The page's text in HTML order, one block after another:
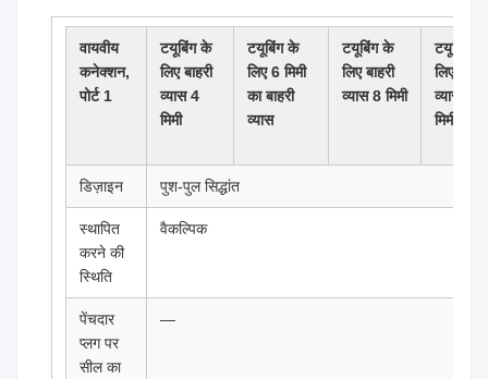
वायवीय
कनेक्शन,
पोर्ट 1
टयूबिंग के
लिए बाहरी
व्यास 4
मिमी
टयूबिंग के
लिए 6 मिमी
का बाहरी
व्यास
टयूबिंग के
लिए बाहरी
व्यास 8 मिमी
टयूबिंग के
लिए बाहरी
व्यास 10
मिमी
डिज़ाइन पुश-पुल सिद्धांत
स्थापित
करने की
स्थिति
वैकल्पिक
पेंचदार
प्लग पर
सील का
—